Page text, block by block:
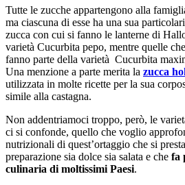
Tutte le zucche appartengono alla
ma ciascuna di esse ha una sua
zucca con cui si fanno le lanterne di
varietà Cucurbita pepo, mentre quelle
fanno parte della varietà Cucurbita
Una menzione a parte merita la zucca
utilizzata in molte ricette per la sua
simile alla castagna.
Non addentriamoci troppo, però, le
ci si confonde, quello che voglio
nutrizionali di quest’ortaggio che si
preparazione sia dolce sia salata e che fa
culinaria di moltissimi Paesi.